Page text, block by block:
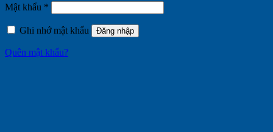
Mật khẩu *
buộc
Ghi nhớ mật khẩu
Đăng nhập
Quên mật khẩu?